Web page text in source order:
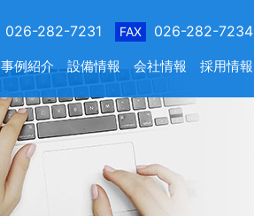
026-282-7231 FAX 026-282-7234
事例紹介 設備情報 会社情報 採用情報